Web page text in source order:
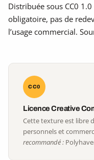
Distribuée sous CC0
obligatoire, pas de
l’usage commercial.
CC0
Licence Creative
Cette texture est libre
personnels et
recommandé :